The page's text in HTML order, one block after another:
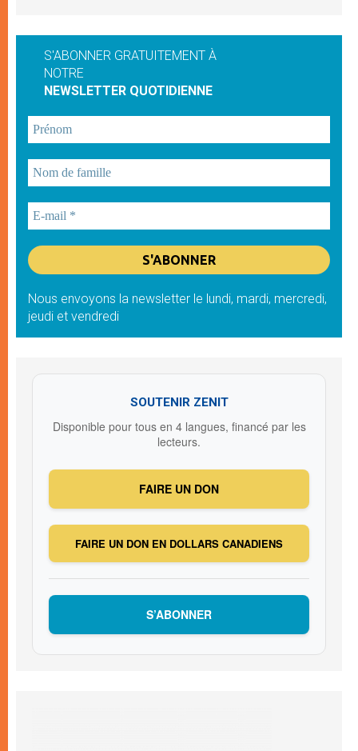
S'ABONNER GRATUITEMENT À
NOTRE
NEWSLETTER QUOTIDIENNE
Nous envoyons la newsletter le lundi, mardi, mercredi,
jeudi et vendredi
SOUTENIR ZENIT
Disponible pour tous en 4 langues, financé par les
lecteurs.
FAIRE UN DON
FAIRE UN DON EN DOLLARS CANADIENS
S’ABONNER